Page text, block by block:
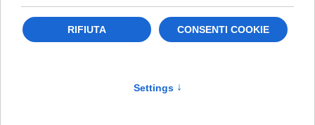
CONOSCI I PRINCIPI